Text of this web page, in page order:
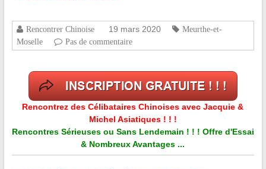
Rencontrer Chinoise 19 mars 2020
Meurthe-et-
Moselle
Pas de commentaire
Rencontrez des Célibataires Chinoises avec Jacquie &
Michel Asiatiques ! ! !
Rencontres Sérieuses ou Sans Lendemain ! ! ! Offre d'Essai
& Nombreux Avantages ...